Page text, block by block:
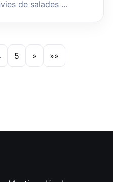
de salades …
5 » »»